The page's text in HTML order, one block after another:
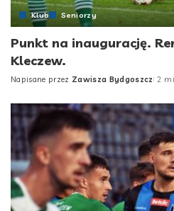
Klub Seniorzy
Punkt na inaugurację.
Kleczew.
Posted
Napisane przez Zawisza Bydgoszcz 2